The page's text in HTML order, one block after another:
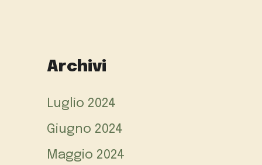
Archivi
Luglio 2024
Giugno 2024
Maggio 2024